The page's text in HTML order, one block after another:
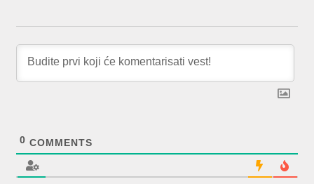
0 COMMENTS